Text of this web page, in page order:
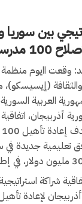
بين
متأثرة
وقعت اايوم منظمة
(إيسيسكو)،
العربية
أذربيجان،
10 مرافق تعليمية جديدة
شراكة